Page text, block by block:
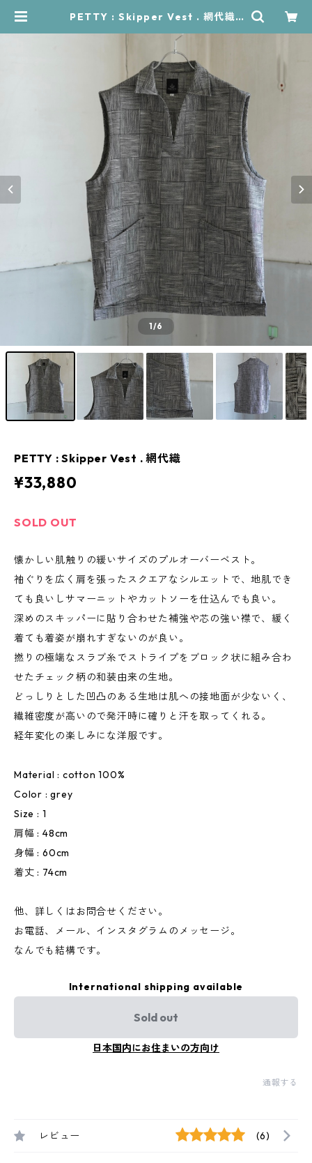
PETTY : Skipper Vest . 網代織 |
1/6
PETTY : Skipper Vest . 網代織
¥33,880
SOLD OUT
懐かしい肌触りの緩いサイズのプルオーバーベスト。
袖ぐりを広く肩を張ったスクエアなシルエットで、地肌でき
ても良いしサマーニットやカットソーを仕込んでも良い。
深めのスキッパーに貼り合わせた補強や芯の強い襟で、緩く
着ても着姿が崩れすぎないのが良い。
撚りの極端なスラブ糸でストライプをブロック状に組み合わ
せたチェック柄の和装由来の生地。
どっしりとした凹凸のある生地は肌への接地面が少ないく、
繊維密度が高いので発汗時に確りと汗を取ってくれる。
経年変化の楽しみにな洋服です。
Material : cotton 100%
Color : grey
Size : 1
肩幅 : 48cm
身幅 : 60cm
着丈 : 74cm
他、詳しくはお問合せください。
お電話、メール、インスタグラムのメッセージ。
なんでも結構です。
International shipping available
Sold out
日本国内にお住まいの方向け
通報する
レビュー (6)